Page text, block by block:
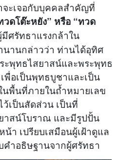
จะเจอกับบุคคลสำคัญที่
วดโต๊ะหยัง” หรือ “ทวด
ศรัทธาแรงกล้าใน
านกล่าวว่า ท่านได้อุทิศ
ะพุทธไสยาสน์และพระพุทธ
พื่อเป็นพุทธบูชาและเป็น
พื้นที่ภายในถ้ำหมายเลข
ว้เป็นสัดส่วน เป็นที่
าสน์โบราณ และมีรูปปั้น
น้า เปรียบเสมือนผู้เฝ้าดูแล
ำอธิษฐานจากผู้ศรัทธา